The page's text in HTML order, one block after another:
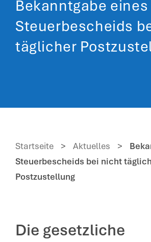
Bekanntgabe eines
Steuerbescheids
täglicher
Startseite > Aktuelles >
Steuerbescheids bei nicht
Postzustellung
Die gesetzliche